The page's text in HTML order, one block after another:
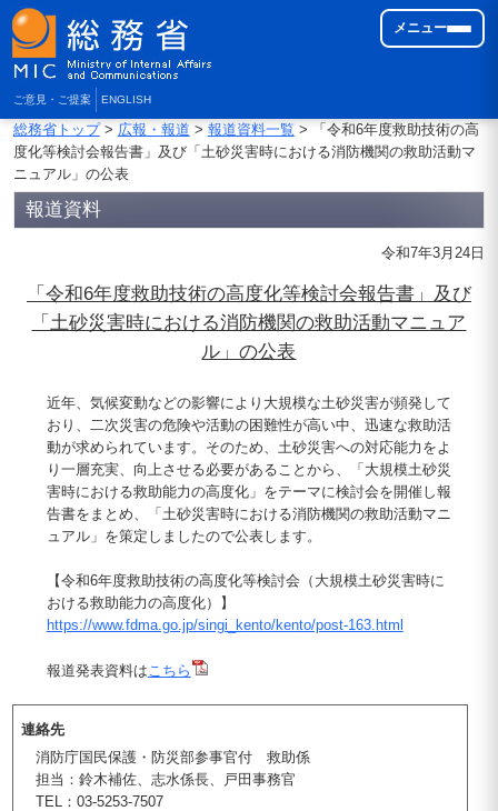
ご意見・ご提案 ENGLISH
メニュー
総務省トップ> 広報・報道 > 報道資料一覧> 「令和6年度救助技術の高
度化等検討会報告書」及び「土砂災害時における消防機関の救助活動マ
ニュアル」の公表
報道資料
令和7年3月24日
「令和6年度救助技術の高度化等検討会報告書」及び
「土砂災害時における消防機関の救助活動マニュア
ル」の公表
近年、気候変動などの影響により大規模な土砂災害が頻発して
おり、二次災害の危険や活動の困難性が高い中、迅速な救助活
動が求められています。そのため、土砂災害への対応能力をよ
り一層充実、向上させる必要があることから、「大規模土砂災
害時における救助能力の高度化」をテーマに検討会を開催し報
告書をまとめ、「土砂災害時における消防機関の救助活動マニ
ュアル」を策定しましたので公表します。
【令和6年度救助技術の高度化等検討会（大規模土砂災害時に
おける救助能力の高度化）】
https://www.fdma.go.jp/singi_kento/kento/post-163.html
報道発表資料はこちら
連絡先
消防庁国民保護・防災部参事官付 救助係
担当：鈴木補佐、志水係長、戸田事務官
TEL：03-5253-7507